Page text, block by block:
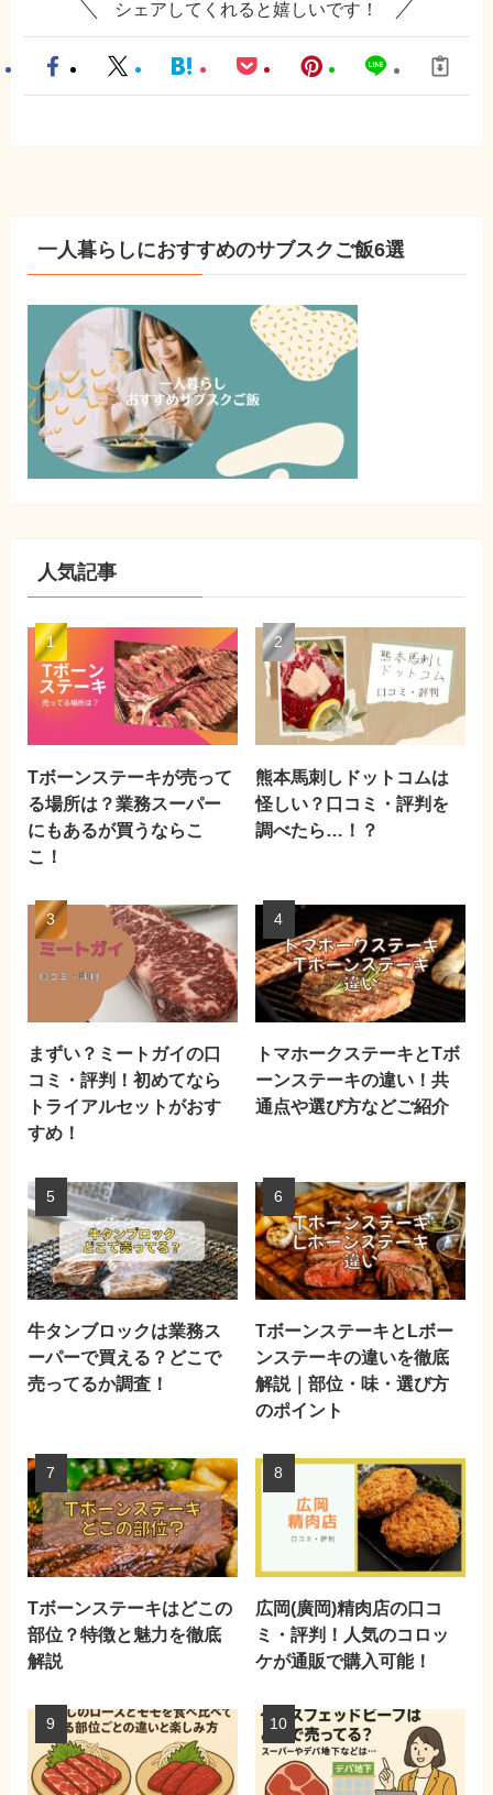
シェアしてくれると嬉しいです！
一人暮らしにおすすめのサブスクご飯6選
人気記事
Tボーンステーキが売って
る場所は？業務スーパー
にもあるが買うならこ
こ！
熊本馬刺しドットコムは
怪しい？口コミ・評判を
調べたら…！？
まずい？ミートガイの口
コミ・評判！初めてなら
トライアルセットがおす
すめ！
トマホークステーキとTボ
ーンステーキの違い！共
通点や選び方などご紹介
牛タンブロックは業務ス
ーパーで買える？どこで
売ってるか調査！
TボーンステーキとLボー
ンステーキの違いを徹底
解説｜部位・味・選び方
のポイント
Tボーンステーキはどこの
部位？特徴と魅力を徹底
解説
広岡(廣岡)精肉店の口コ
ミ・評判！人気のコロッ
ケが通販で購入可能！